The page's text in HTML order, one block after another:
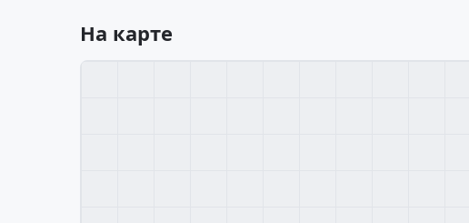
На карте